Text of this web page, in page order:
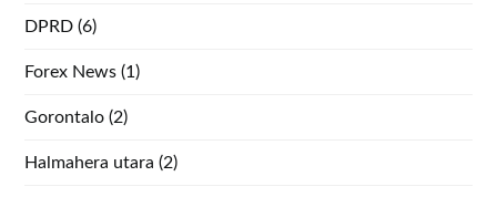
DPRD (6)
Forex News (1)
Gorontalo (2)
Halmahera utara (2)